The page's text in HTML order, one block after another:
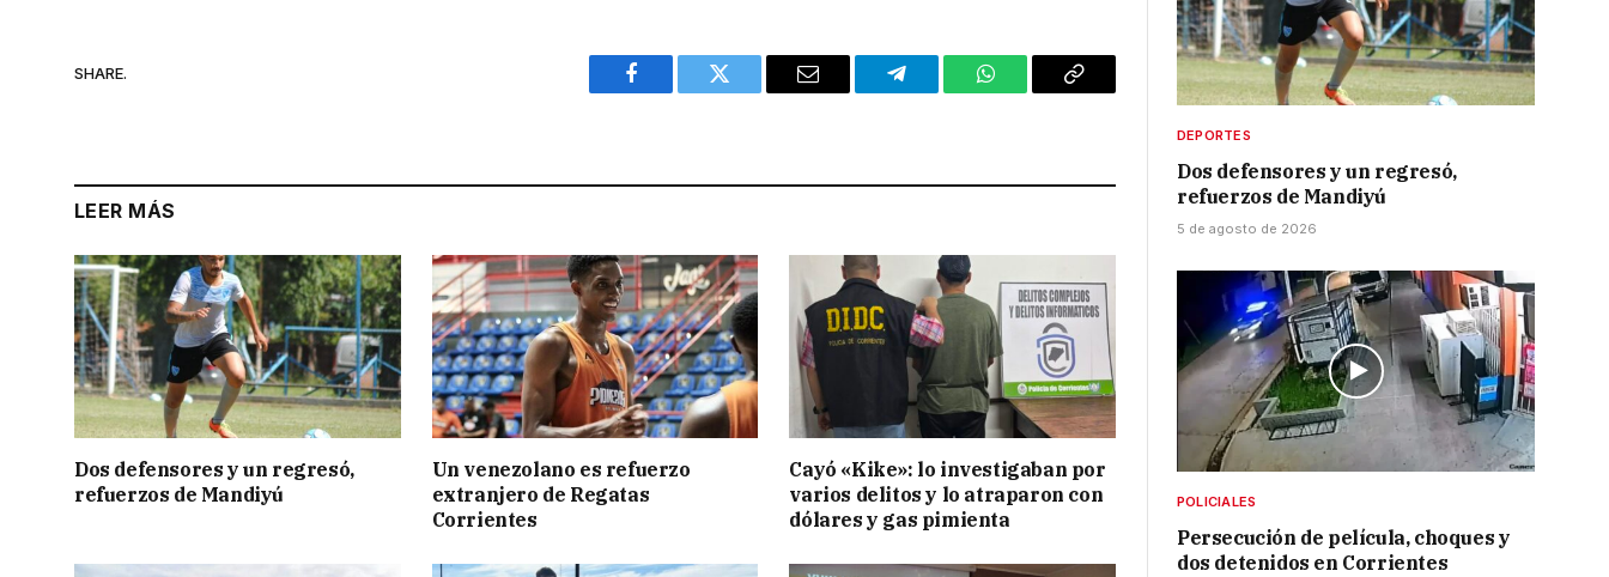
SHARE.
Facebook Twitter Email Telegram WhatsAppCopy
LEER MÁS
Dos defensores y un regresó,
refuerzos de Mandiyú
Un venezolano es refuerzo
extranjero de Regatas
Corrientes
Cayó «Kike»: lo investigaban por
varios delitos y lo atraparon con
dólares y gas pimienta
DEPORTES
Dos defensores y un regresó,
refuerzos de Mandiyú
5 de agosto de 2026
POLICIALES
Persecución de película, choques y
dos detenidos en Corrientes